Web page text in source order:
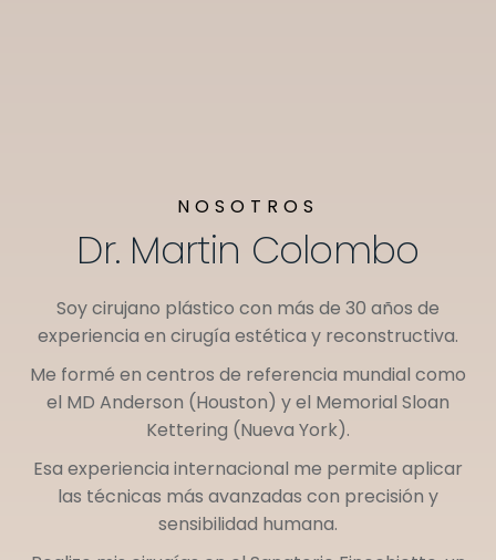
NOSOTROS
Dr. Martin Colombo
Soy cirujano plástico con más de 30 años de
experiencia en cirugía estética y reconstructiva.
Me formé en centros de referencia mundial como
el MD Anderson (Houston) y el Memorial Sloan
Kettering (Nueva York).
Esa experiencia internacional me permite aplicar
las técnicas más avanzadas con precisión y
sensibilidad humana.